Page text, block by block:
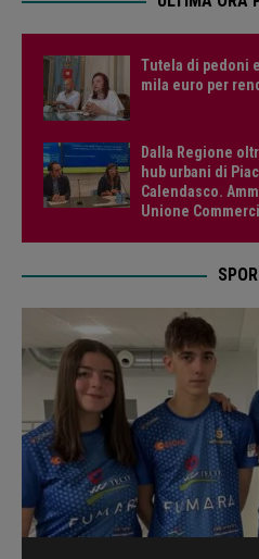
Tutela di pedoni
mila euro per
Dalla Regione
hub urbani di
Calendasco.
Unione